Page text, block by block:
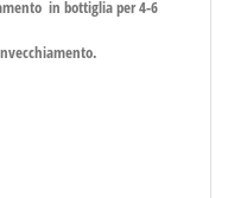
in bottiglia per 4-6